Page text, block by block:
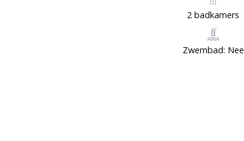
2 badkamers
Zwembad: Nee